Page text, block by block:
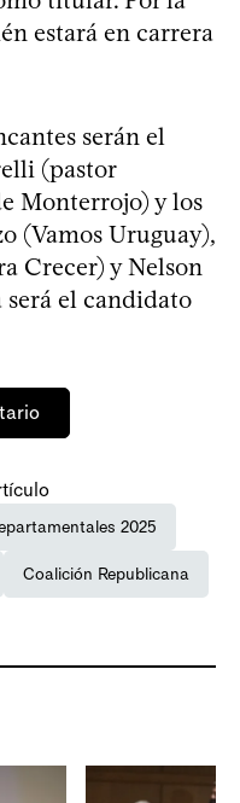
estará en carrera
serán el
(pastor
Monterrojo) y los
(Vamos Uruguay),
Crecer) y Nelson
será el candidato
2025
Coalición Republicana